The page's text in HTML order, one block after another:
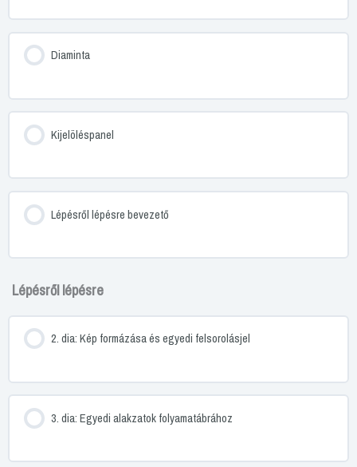
Diaminta
Kijelöléspanel
Lépésről lépésre bevezető
Lépésről lépésre
2. dia: Kép formázása és egyedi felsorolásjel
3. dia: Egyedi alakzatok folyamatábrához